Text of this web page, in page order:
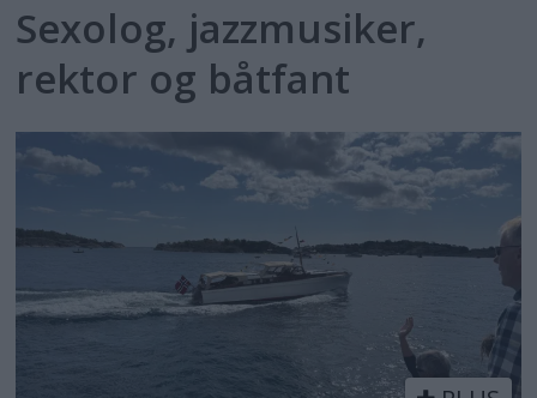
Sexolog, jazzmusiker,
rektor og båtfant